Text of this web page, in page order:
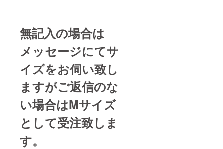
無記入の場合は
メッセージにてサ
イズをお伺い致し
ますがご返信のな
い場合はMサイズ
として受注致しま
す。